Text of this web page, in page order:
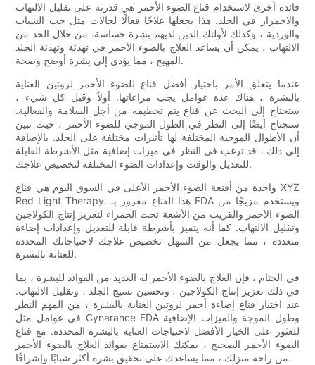
فائدة أخرى لاستخدام قناع الضوء الأحمر هي قدرته على تقليل الالتهاب
والاحمرار في الجلد. هذا يجعلها علاجًا فعالًا لحالات مثل حب الشباب
والوردية ، وكذلك لأولئك الذين لديهم بشرة حساسة. من خلال الحد من
الالتهاب ، يمكن أن يساعد العلاج بالضوء الأحمر في تهدئة وتهدئة الجلد
المهيج ، مما يؤدي إلى بشرة أوضح وصحة.
عندما يتعلق الأمر باختيار أفضل قناع للضوء الأحمر لروتين العناية
بالبشرة ، هناك عدة عوامل يجب مراعاتها. أولاً وقبل كل شيء ،
ستحتاج إلى البحث عن قناع يتم تحطيمه من أجل السلامة والفعالية.
ستحتاج أيضًا إلى النظر في الطول الموجي للضوء الأحمر ، حيث تبين
أن الأطوال الموجية المختلفة لها تأثيرات مختلفة على الجلد. بالإضافة
إلى ذلك ، قد ترغب في النظر في ميزات إضافية مثل الأشرطة القابلة
للتعديل والوقت وإعدادات الضوء المختلفة لتخصيص علاجك.
واحدة من أقنعة الضوء الأحمر الأعلى في السوق اليوم هي قناع XYZ
Red Light Therapy. هذا القناع مغرور بـ FDA ويستخدم مزيجًا من
الضوء الأحمر والقريب من الأشعة تحت الحمراء لتعزيز إنتاج الكولاجين
وتقليل الالتهاب. كما أنه يتميز بأشرطة قابلة للتعديل وإعدادات إضاءة
متعددة ، مما يجعل من السهل تخصيص علاجك لاحتياجاتك المحددة
للعناية بالبشرة.
في الختام ، فإن العلاج بالضوء الأحمر له العديد من الفوائد للبشرة ، بما
في ذلك تعزيز إنتاج الكولاجين ، وتحسين نسيج الجلد ، وتقليل الالتهاب.
عند اختيار قناع إضاءة أحمر لروتين العناية بالبشرة ، من المهم النظر
في عوامل مثل Cynarance FDA وطول الموجة والميزات الإضافية
للعثور على الخيار الأفضل لاحتياجات العناية بالبشرة المحددة. مع قناع
الضوء الأحمر الصحيح ، يمكنك الاستمتاع بفوائد العلاج بالضوء الأحمر
من راحة منزلك ، مما يساعدك على تحقيق بشرة أكثر شبابًا وإشراقًا.